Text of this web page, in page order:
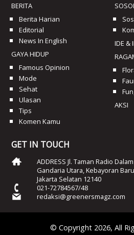
BERITA
Berita Harian
Editorial
News In English
GAYA HIDUP
Famous Opinion
Mode
Sehat
Ulasan
Tips
Komen Kamu
IDE &
AKSI
GET IN TOUCH
ADDRESS Jl. Taman Radio
Gandaria Utara, Kebayoran Baru
Jakarta Selatan 12140
021-72784567/48
redaksi@greenersmagz.com
© Copyright 2026, All